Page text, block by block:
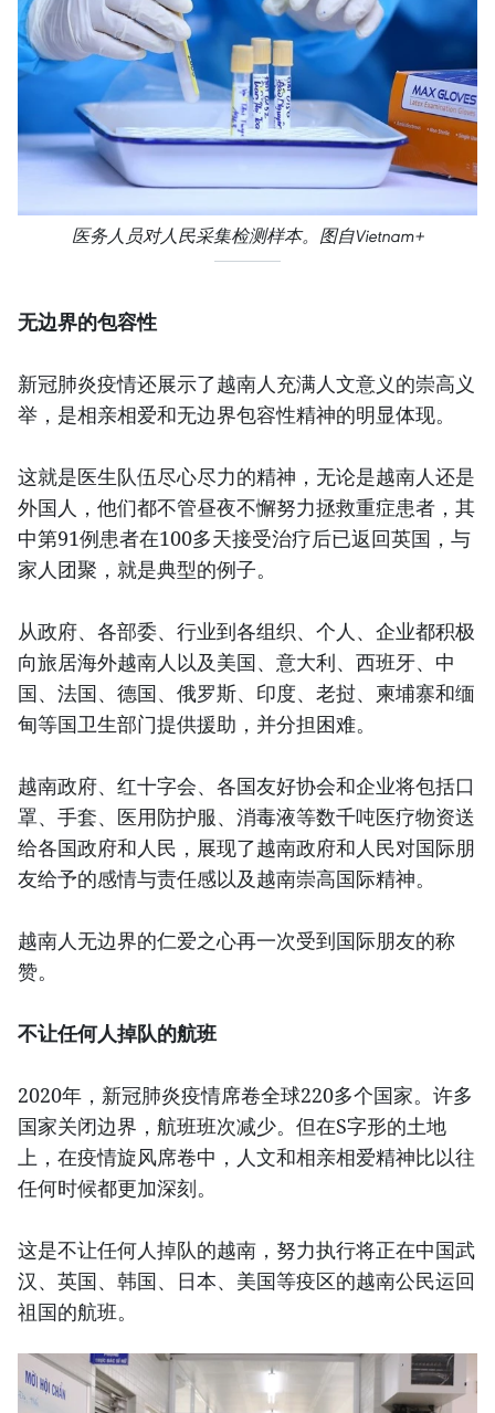
医务人员对人民采集检测样本。图自Vietnam+
无边界的包容性
新冠肺炎疫情还展示了越南人充满人文意义的崇高义
举，是相亲相爱和无边界包容性精神的明显体现。
这就是医生队伍尽心尽力的精神，无论是越南人还是
外国人，他们都不管昼夜不懈努力拯救重症患者，其
中第91例患者在100多天接受治疗后已返回英国，与
家人团聚，就是典型的例子。
从政府、各部委、行业到各组织、个人、企业都积极
向旅居海外越南人以及美国、意大利、西班牙、中
国、法国、德国、俄罗斯、印度、老挝、柬埔寨和缅
甸等国卫生部门提供援助，并分担困难。
越南政府、红十字会、各国友好协会和企业将包括口
罩、手套、医用防护服、消毒液等数千吨医疗物资送
给各国政府和人民，展现了越南政府和人民对国际朋
友给予的感情与责任感以及越南崇高国际精神。
越南人无边界的仁爱之心再一次受到国际朋友的称
赞。
不让任何人掉队的航班
2020年，新冠肺炎疫情席卷全球220多个国家。许多
国家关闭边界，航班班次减少。但在S字形的土地
上，在疫情旋风席卷中，人文和相亲相爱精神比以往
任何时候都更加深刻。
这是不让任何人掉队的越南，努力执行将正在中国武
汉、英国、韩国、日本、美国等疫区的越南公民运回
祖国的航班。